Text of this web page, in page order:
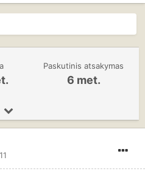
Paskutinis atsakymas
6 met.